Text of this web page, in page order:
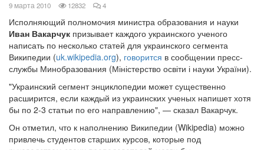
9 марта 2010 просмотров
12832 комментариев
4
Исполняющий полномочия министра образования и науки
Иван Вакарчук призывает каждого украинского ученого
написать по несколько статей для украинского сегмента
Википедии (uk.wikipedia.org), говорится в сообщении пресс-
службы Минобразования (Міністерство освіти і науки України).
"Украинский сегмент энциклопедии может существенно
расширится, если каждый из украинских ученых напишет хотя
бы по 2-3 статьи по его направлению", — сказал Вакарчук.
Он отметил, что к наполнению Википедии (Wikipedia) можно
привлечь студентов старших курсов, которые под